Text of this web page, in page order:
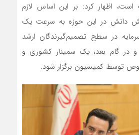
اظهار کرد: بر این اساس لازم
دانش در این حوزه به سرعت یک
در سطح تصمیم‌گیرندگان ارشد
و در گام بعد، یک سمینار کشوری و
توسط کمیسیون برگزار شود.